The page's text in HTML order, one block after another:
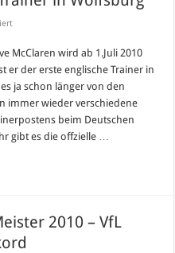
für
neuer
Trainer
in
Wolfsburg
McClaren wird ab 1.Juli 2010
er der erste englische Trainer in
ja schon länger von den
immer wieder verschiedene
beim Deutschen
gibt es die offzielle …
2010 – VfL